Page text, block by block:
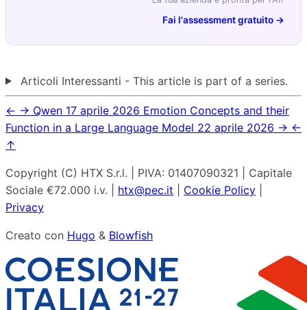
Fai l'assessment gratuito →
Articoli Interessanti - This article is part of a series.
← → Qwen 17 aprile 2026 Emotion Concepts and their
Function in a Large Language Model 22 aprile 2026 → ←
↑
Copyright (C) HTX S.r.l. | PIVA: 01407090321 | Capitale
Sociale €72.000 i.v. | htx@pec.it Cookie Policy
Privacy
Creato con Hugo & Blowfish